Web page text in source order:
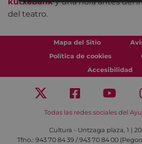
del teatro.
Mapa del Sitio
Política de cookies
Accesibilidad
Todas las redes sociales del
Cultura - Untzaga plaza, 1 |
Tfno.: 943 70 84 39 / 943 70 84 00